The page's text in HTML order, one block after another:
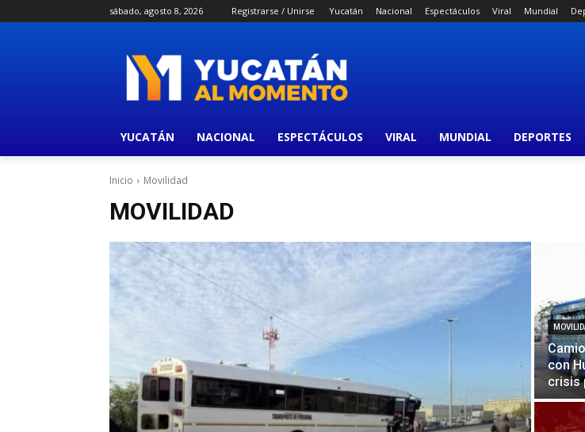
sábado, agosto 8, 2026 Registrarse / Unirse Yucatán Nacional Espectáculos Viral Mundial
YUCATÁN NACIONAL ESPECTÁCULOS VIRAL MUNDIAL DEPORTES
Inicio Movilidad
MOVILIDAD
con
crisis